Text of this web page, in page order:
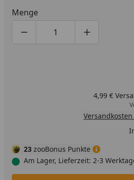
Menge
Produktmenge um eins
Produktmenge
4,99 €
23 zooBonus Punkte
Am Lager, Lieferzeit: 2-3